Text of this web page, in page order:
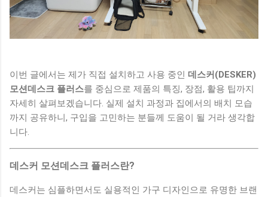
이번 글에서는 제가 직접 설치하고 사용 중인 데스커(DESKER)
모션데스크 플러스를 중심으로 제품의 특징, 장점, 활용 팁까지
자세히 살펴보겠습니다. 실제 설치 과정과 집에서의 배치 모습
까지 공유하니, 구입을 고민하는 분들께 도움이 될 거라 생각합
니다.
데스커 모션데스크 플러스란?
데스커는 심플하면서도 실용적인 가구 디자인으로 유명한 브랜